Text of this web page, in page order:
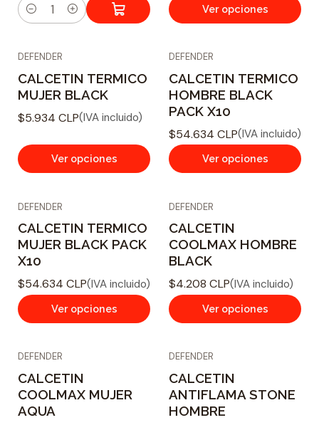
C
n
t
i
d
d
Ver opciones
DEFENDER
CALCETIN TERMICO
MUJER BLACK
$5.934 CLP(IVA incluido)
Ver opciones
DEFENDER
CALCETIN TERMICO
HOMBRE BLACK
PACK X10
$54.634 CLP(IVA incluido)
Ver opciones
DEFENDER
CALCETIN TERMICO
MUJER BLACK PACK
X10
$54.634 CLP(IVA incluido)
Ver opciones
DEFENDER
CALCETIN
COOLMAX HOMBRE
BLACK
$4.208 CLP(IVA incluido)
Ver opciones
DEFENDER
CALCETIN
COOLMAX MUJER
AQUA
DEFENDER
CALCETIN
ANTIFLAMA STONE
HOMBRE